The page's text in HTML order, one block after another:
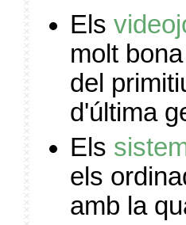
Els
molt
del
d'última
Els
els
amb la